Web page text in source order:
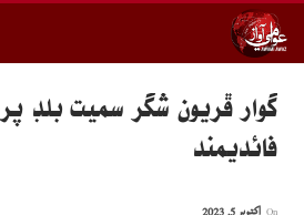
گوار ڦريون شگر سميت بلڊ
فائديمند
اکتوبر 5, 2023